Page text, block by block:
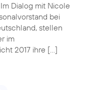
Dialog mit Nicole
bei
stellen
im
2017 ihre […]